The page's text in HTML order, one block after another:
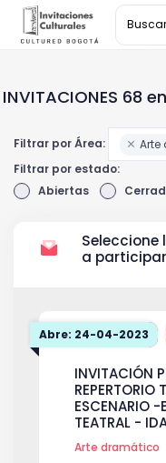
INVITACIONES 68
Filtrar por Área:
Filtrar por estado:
Abiertas
Seleccione
a participar
Abre: 24-04-2023
INVITACIÓN
REPERTORIO
ESCENARIO
TEATRAL -
Arte dramático